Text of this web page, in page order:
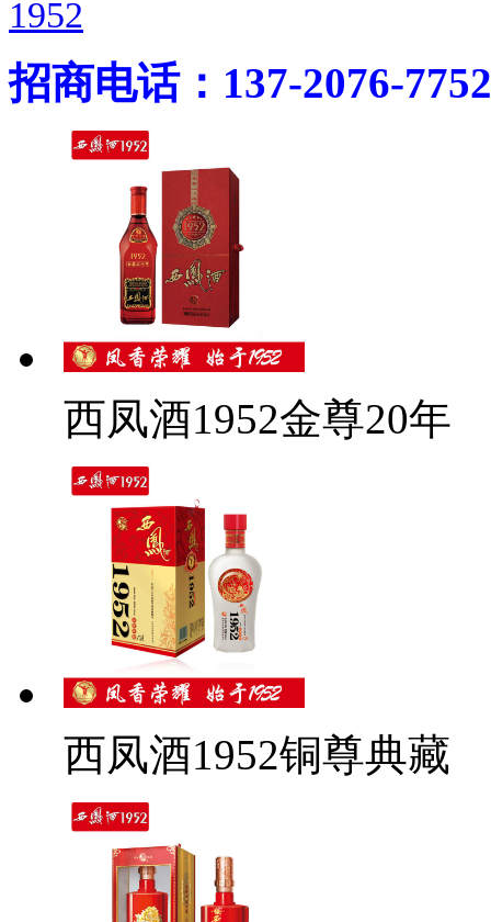
1952
招商电话：137-2076-7752
西凤酒1952金尊20年
西凤酒1952铜尊典藏